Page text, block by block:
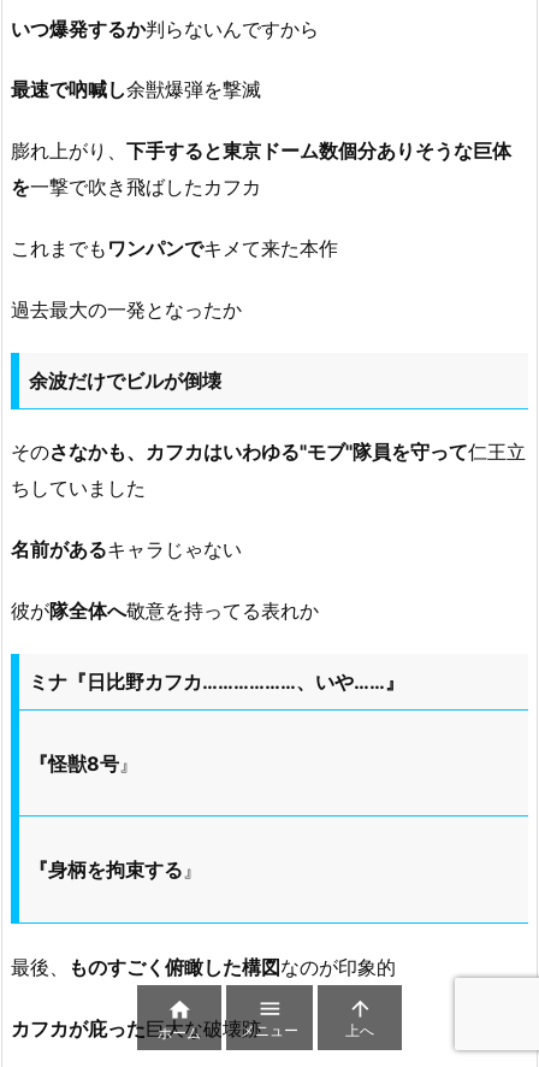
いつ爆発するか判らないんですから
最速で吶喊し余獣爆弾を撃滅
膨れ上がり、 下手すると東京ドーム数個分ありそうな巨体
を一撃で吹き飛ばしたカフカ
これまでも ワンパンでキメて来た本作
過去最大の一発となったか
余波だけでビルが倒壊
そのさなかも、カフカはいわゆる"モブ"隊員を守って仁王立
ちしていました
名前があるキャラじゃない
彼が隊全体へ敬意を持ってる表れか
ミナ『日比野カフカ………………、いや……』
『怪獣8号 』
『身柄を拘束する』
最後、 ものすごく俯瞰した構図なのが印象的
カフカが庇った巨大な破壊跡

ホーム

メニュー

上へ